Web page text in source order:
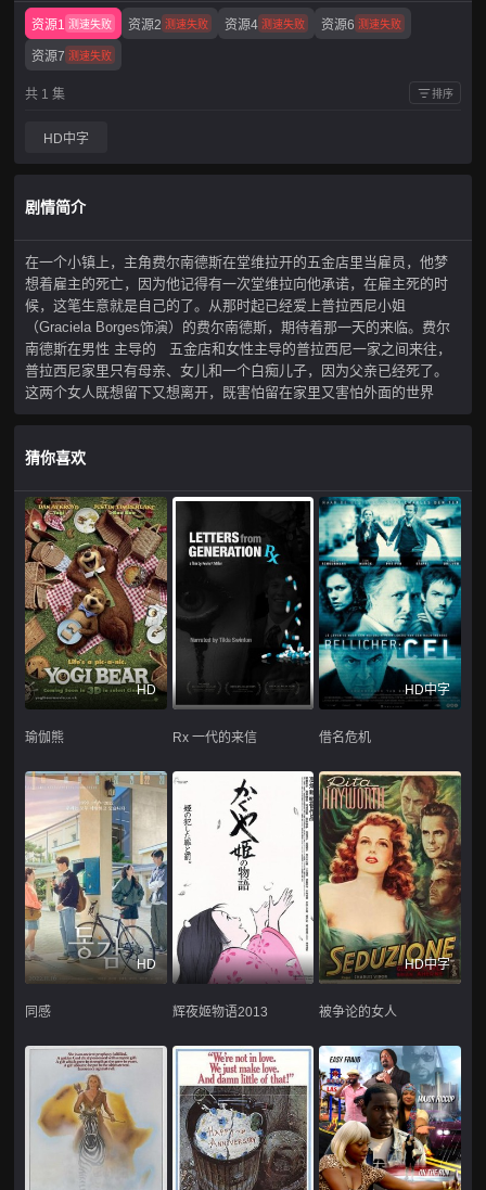
资源1 测速失败 资源2 测速失败 资源4 测速失败 资源6 测速失败
资源7 测速失败
共 1 集 排序
HD中字
剧情简介
在一个小镇上，主角费尔南德斯在堂维拉开的五金店里当雇员，他梦
想着雇主的死亡，因为他记得有一次堂维拉向他承诺，在雇主死的时
候，这笔生意就是自己的了。从那时起已经爱上普拉西尼小姐
（Graciela Borges饰演）的费尔南德斯，期待着那一天的来临。费尔
南德斯在男性 主导的 五金店和女性主导的普拉西尼一家之间来往，
普拉西尼家里只有母亲、女儿和一个白痴儿子，因为父亲已经死了。
这两个女人既想留下又想离开，既害怕留在家里又害怕外面的世界
猜你喜欢
HD
瑜伽熊 Rx 一代的来信
HD中字
借名危机
HD
同感 辉夜姬物语2013
HD中字
被争论的女人